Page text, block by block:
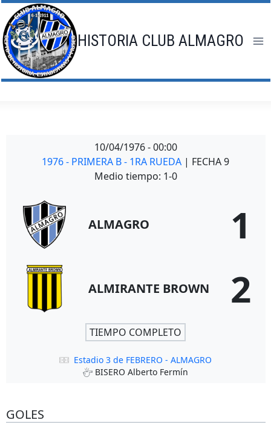
Saltar
al
contenido
HISTORIA CLUB ALMAGRO
10/04/1976 - 00:00
1976 - PRIMERA B - 1RA RUEDA | FECHA 9
Medio tiempo: 1-0
ALMAGRO 1
ALMIRANTE BROWN 2
TIEMPO COMPLETO
Estadio 3 de FEBRERO - ALMAGRO
BISERO Alberto Fermín
GOLES